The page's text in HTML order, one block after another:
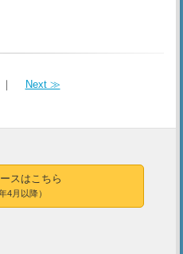
Next ≫
スはこちら
4月以降）